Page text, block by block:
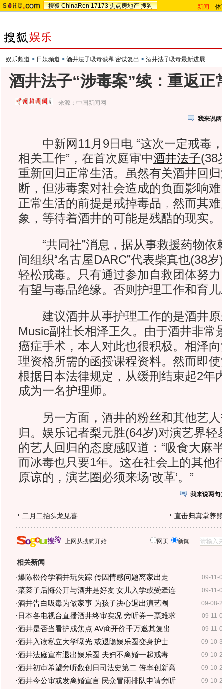
搜狐 ChinaRen 17173 焦点房地产 搜狗 新闻 -
娱乐频道 > 日娱频道 > 酒井法子吸毒获释 密谋复出 > 酒井法子吸毒最新进展
酒井法子“涉毒案”续：重返正
来源： 中国新闻网
我来说
中新网11月9日电 “这次一定戒毒
相关工作”，在首次庭审中酒井法子(38
重新回归正常生活。虽然有关酒井回
断，但涉毒案对社会造成的负面影响
正常生活的前提是戒掉毒品，然而其
象，等待着酒井的可能是残酷的现实。
“共同社”消息，据从事救援药物依
间组织“名古屋DARC”代表柴真也(38
轻松戒毒。只有通过参加自救团体努
有望与毒品绝缘。否则护理工作和育
建议酒井从事护理工作的是酒井原
Music副社长相泽正久。由于酒井非常
癌症手术，本人对此也很积极。相泽
理资格所需的函授课程资料。然而即
根据日本法律规定，从缓刑结束起2年
成为一名护理师。
另一方面，酒井的粉丝和其他艺人
归。娱乐记者梨元胜(64岁)对演艺界
的艺人回归的态度感叹道：“吸食大麻
而冰毒也只要1年。这在社会上的其他
原谅的，演艺圈必须来场‘改革’。”
我来说两句(
二月二抬头龙见喜 直击归真堂养
上网从搜狗开始 网页 新闻
相关新闻
09-11-
·爆陈松伶学酒井玩失踪 传因情感问题离家出走
09-11-
·菜菜子后悔公开与酒井是好友 女儿入学或受牵连
09-08-
·酒井告白吸毒为做家事 为孩子决心退出演艺圈
09-11-
· 日本各电视台直播酒井终审实况 旁听券一票难求
09-11-
·酒井是否当看护成焦点 AV商开价千万邀其复出
09-10-
·酒井入读私立大学曝光 或退隐娱乐圈变身护士
09-10-
·酒井法庭宣布退出娱乐圈 夫妇不离婚一起戒毒
09-10-
·酒井初审希望旁听数创日司法史第二 倍率创新高
09-10-
·酒井今公审或发离婚宣言 民众冒雨排队申请旁听